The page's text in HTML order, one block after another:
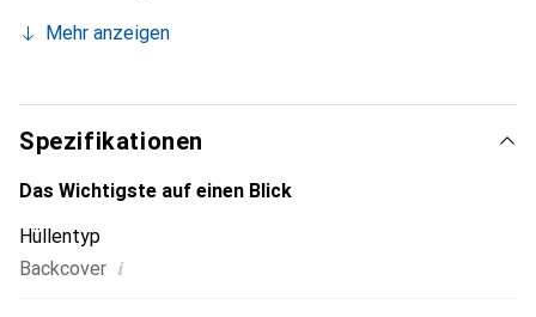
unverzichtbaren Accessoire Ihres Smartphones.
die Marke Noreve eine sichere Wahl für eine
anspruchsvolle Kundschaft.
Mehr anzeigen
Spezifikationen
Das Wichtigste auf einen Blick
Hüllentyp
Backcover i